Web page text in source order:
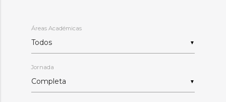
Áreas Académicas
▼
Jornada
▼